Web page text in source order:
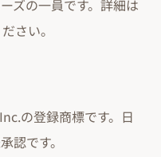
ズの一員です。詳細は
さい。
の登録商標です。日
認です。